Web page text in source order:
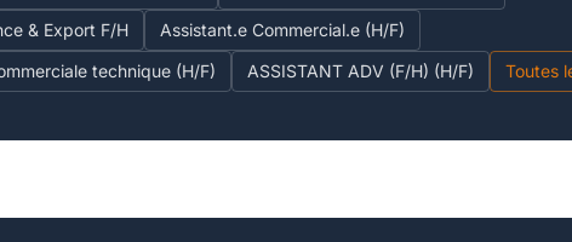
& Export F/H
Assistant.e Commercial.e (H/F)
technique (H/F)
ASSISTANT ADV (F/H) (H/F) Toutes